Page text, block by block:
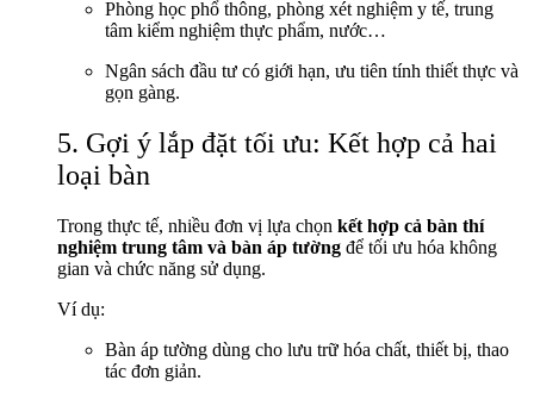
Phòng học phổ thông, phòng xét nghiệm y tế, trung
tâm kiểm nghiệm thực phẩm, nước…
Ngân sách đầu tư có giới hạn, ưu tiên tính thiết thực và
gọn gàng.
5. Gợi ý lắp đặt tối ưu: Kết hợp cả hai
loại bàn
Trong thực tế, nhiều đơn vị lựa chọn kết hợp cả bàn thí
nghiệm trung tâm và bàn áp tường để tối ưu hóa không
gian và chức năng sử dụng.
Ví dụ:
Bàn áp tường dùng cho lưu trữ hóa chất, thiết bị, thao
tác đơn giản.